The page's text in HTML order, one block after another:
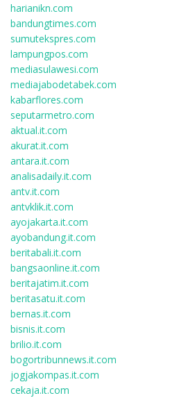
harianikn.com
bandungtimes.com
sumutekspres.com
lampungpos.com
mediasulawesi.com
mediajabodetabek.com
kabarflores.com
seputarmetro.com
aktual.it.com
akurat.it.com
antara.it.com
analisadaily.it.com
antv.it.com
antvklik.it.com
ayojakarta.it.com
ayobandung.it.com
beritabali.it.com
bangsaonline.it.com
beritajatim.it.com
beritasatu.it.com
bernas.it.com
bisnis.it.com
brilio.it.com
bogortribunnews.it.com
jogjakompas.it.com
cekaja.it.com